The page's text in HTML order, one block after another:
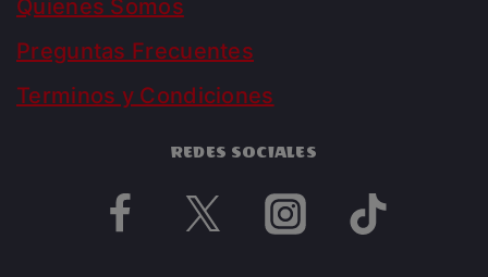
Quienes Somos
Preguntas Frecuentes
Terminos y Condiciones
REDES SOCIALES